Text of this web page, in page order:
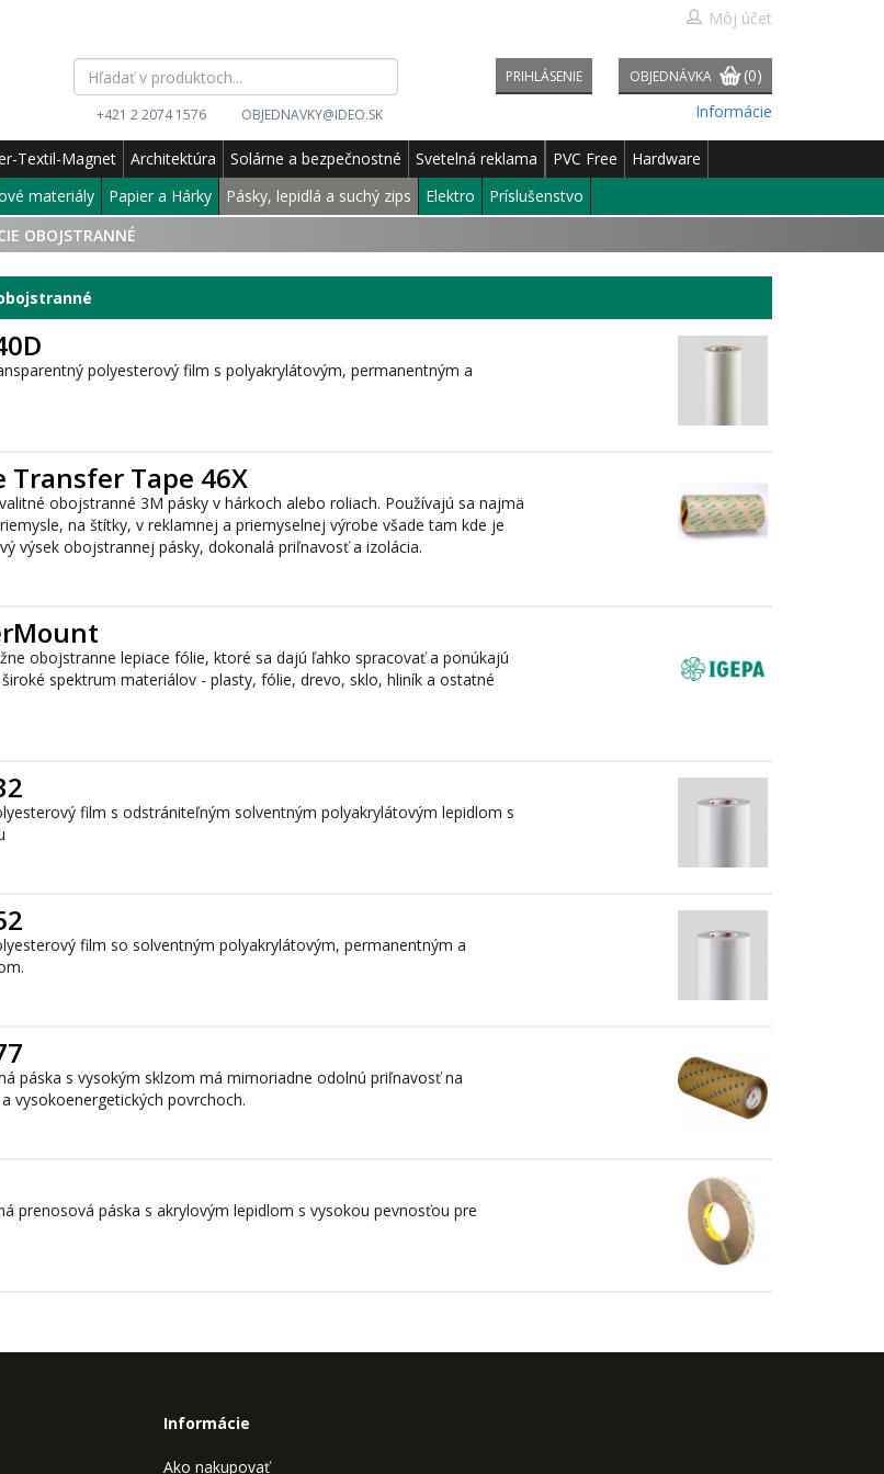
Môj účet
+421 2 2074 1576 OBJEDNAVKY@IDEO.SK
PRIHLÁSENIE OBJEDNÁVKA
(0)
Informácie
Textil-Magnet Architektúra Solárne a bezpečnostné Svetelná reklama PVC Free
Hardware
materiály Papier a Hárky Pásky, lepidlá a suchý zips Elektro
Príslušenstvo
OBOJSTRANNÉ
polyesterový film s polyakrylátovým, permanentným a
Transfer Tape 46X
obojstranné 3M pásky v hárkoch alebo roliach. Používajú sa najmä
na štítky, v reklamnej a priemyselnej výrobe všade tam kde je
výsek obojstrannej pásky, dokonalá priľnavosť a izolácia.
obojstranne lepiace fólie, ktoré sa dajú ľahko spracovať a ponúkajú
spektrum materiálov - plasty, fólie, drevo, sklo, hliník a ostatné
film s odstrániteľným solventným polyakrylátovým lepidlom s
film so solventným polyakrylátovým, permanentným a
páska s vysokým sklzom má mimoriadne odolnú priľnavosť na
vysokoenergetických povrchoch.
prenosová páska s akrylovým lepidlom s vysokou pevnosťou pre
Informácie
Ako nakupovať